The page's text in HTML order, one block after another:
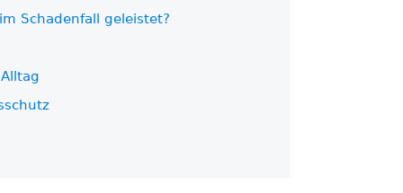
Schadenfall geleistet?